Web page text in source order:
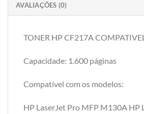
AVALIAÇÕES (0)
TONER HP CF217A
Capacidade: 1.600 páginas
Compatível com os modelos:
HP LaserJet Pro MFP M130A HP